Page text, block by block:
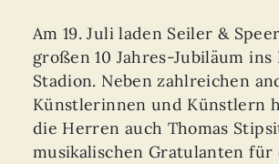
Am 19. Juli laden Seiler &
großen 10 Jahres-Jubiläum ins
Stadion. Neben zahlreichen
Künstlerinnen und Künstlern
die Herren auch Thomas
musikalischen Gratulanten für